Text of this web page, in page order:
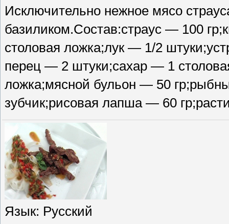
Исключительно нежное мясо
базиликом.Состав:страус — 100
столовая ложка;лук — 1/2
перец — 2 штуки;сахар — 1
ложка;мясной бульон — 50
зубчик;рисовая лапша — 60
Язык: Русский